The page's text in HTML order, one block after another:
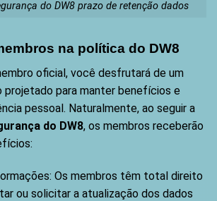
do DW8 prazo de retenção dados
na política do DW8
oficial, você desfrutará de um
projetado para manter benefícios e
pessoal. Naturalmente, ao seguir a
do DW8, os membros receberão
Os membros têm total direito
ou solicitar a atualização dos dados